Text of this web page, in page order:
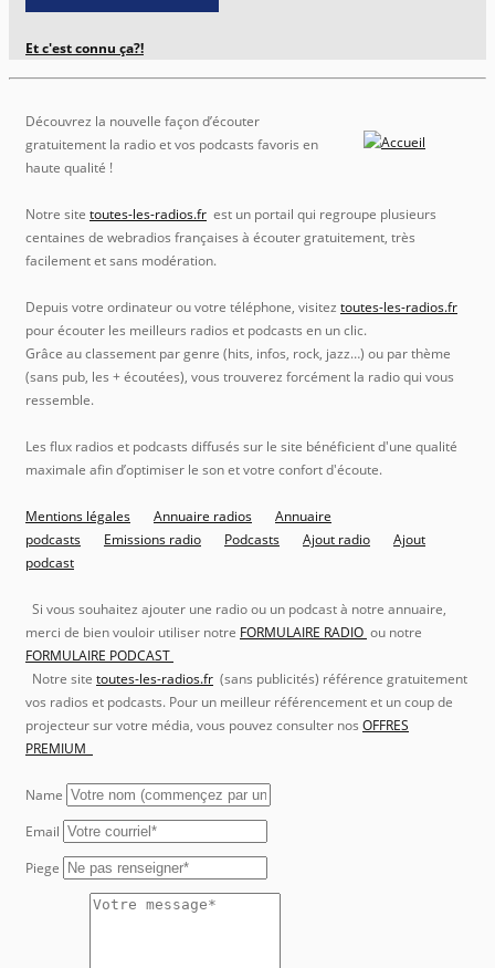
Et c'est connu ça?!
Découvrez la nouvelle façon d’écouter
gratuitement la radio et vos podcasts favoris en
haute qualité !
Notre site toutes-les-radios.fr est un portail qui regroupe plusieurs
centaines de webradios françaises à écouter gratuitement, très
facilement et sans modération.
Depuis votre ordinateur ou votre téléphone, visitez toutes-les-radios.fr
pour écouter les meilleurs radios et podcasts en un clic.
Grâce au classement par genre (hits, infos, rock, jazz…) ou par thème
(sans pub, les + écoutées), vous trouverez forcément la radio qui vous
ressemble.
Les flux radios et podcasts diffusés sur le site bénéficient d'une qualité
maximale afin d’optimiser le son et votre confort d'écoute.
Mentions légales Annuaire radios
Annuaire
podcasts
Emissions radio Podcasts Ajout radio
Ajout
podcast
Si vous souhaitez ajouter une radio ou un podcast à notre annuaire,
merci de bien vouloir utiliser notre FORMULAIRE RADIO ou notre
FORMULAIRE PODCAST
Notre site toutes-les-radios.fr (sans publicités) référence gratuitement
vos radios et podcasts. Pour un meilleur référencement et un coup de
projecteur sur votre média, vous pouvez consulter nos OFFRES
PREMIUM
Name
Email
Piege